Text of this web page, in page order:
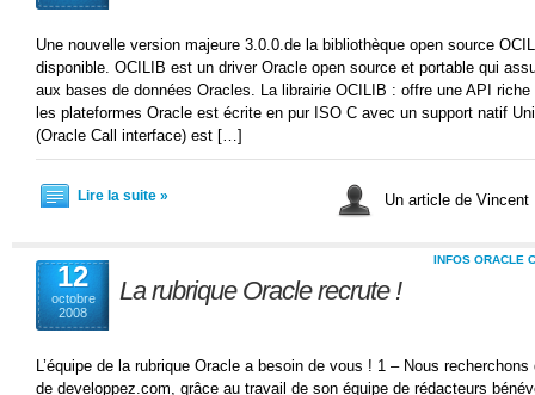
Une nouvelle version majeure 3.0.0.de la bibliothèque open source
disponible. OCILIB est un driver Oracle open source et portable qui
aux bases de données Oracles. La librairie OCILIB : offre une API
les plateformes Oracle est écrite en pur ISO C avec un support natif
(Oracle Call interface) est […]
Lire la suite » Un article de
12
octobre
2008
INFOS ORACLE
La rubrique Oracle recrute !
L’équipe de la rubrique Oracle a besoin de vous ! 1 – Nous
de developpez.com, grâce au travail de son équipe de rédacteurs